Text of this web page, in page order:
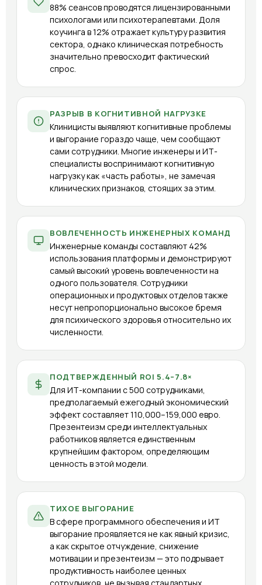
88% сеансов проводятся лицензированными
психологами или психотерапевтами. Доля
коучинга в 12% отражает культуру развития
сектора, однако клиническая потребность
значительно превосходит фактический
спрос.
РАЗРЫВ В КОГНИТИВНОЙ НАГРУЗКЕ
Клиницисты выявляют когнитивные проблемы
и выгорание гораздо чаще, чем сообщают
сами сотрудники. Многие инженеры и ИТ-
специалисты воспринимают когнитивную
нагрузку как «часть работы», не замечая
клинических признаков, стоящих за этим.
ВОВЛЕЧЕННОСТЬ ИНЖЕНЕРНЫХ КОМАНД
Инженерные команды составляют 42%
использования платформы и демонстрируют
самый высокий уровень вовлеченности на
одного пользователя. Сотрудники
операционных и продуктовых отделов также
несут непропорционально высокое бремя
для психического здоровья относительно их
численности.
ПОДТВЕРЖДЕННЫЙ ROI 5.4–7.8×
Для ИТ-компании с 500 сотрудниками,
предполагаемый ежегодный экономический
эффект составляет 110,000–159,000 евро.
Презентеизм среди интеллектуальных
работников является единственным
крупнейшим фактором, определяющим
ценность в этой модели.
ТИХОЕ ВЫГОРАНИЕ
В сфере программного обеспечения и ИТ
выгорание проявляется не как явный кризис,
а как скрытое отчуждение, снижение
мотивации и презентеизм — это подрывает
продуктивность наиболее ценных